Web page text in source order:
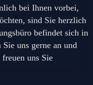
bei Ihnen vorbei,
sind Sie herzlich
befindet sich in
uns gerne an und
uns Sie